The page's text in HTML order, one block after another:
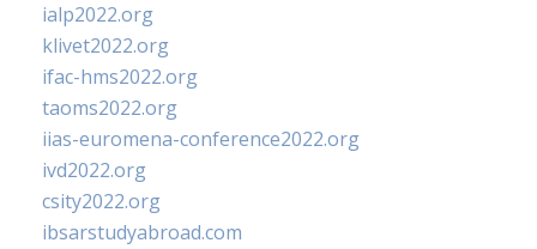
ialp2022.org
klivet2022.org
ifac-hms2022.org
taoms2022.org
iias-euromena-conference2022.org
ivd2022.org
csity2022.org
ibsarstudyabroad.com